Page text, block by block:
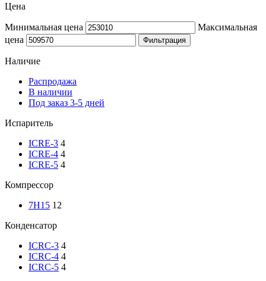
Цена
Минимальная цена
Максимальная
цена
Фильтрация
Наличие
Распродажа
В наличии
Под заказ 3-5 дней
Испаритель
ICRE-3 4
ICRE-4 4
ICRE-5 4
Компрессор
7H15 12
Конденсатор
ICRC-3 4
ICRC-4 4
ICRC-5 4